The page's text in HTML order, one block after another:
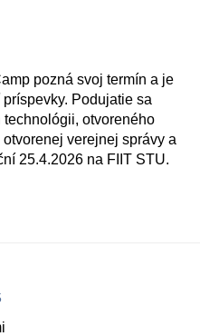
pozná svoj termín a je
Podujatie sa
otvoreného
verejnej správy a
25.4.2026 na FIIT STU.